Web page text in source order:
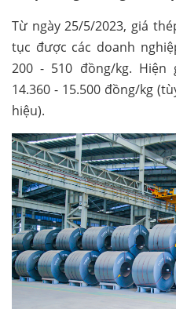
Từ ngày 25/5/2023, giá
tục được các doanh
200 - 510 đồng/kg.
14.360 - 15.500 đồng/kg
hiệu).